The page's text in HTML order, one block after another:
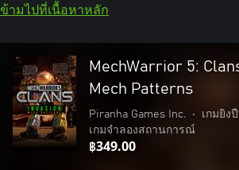
ข้ามไปที่เนื้อหาหลัก
MechWarrior 5:
Mech Patterns
Piranha Games Inc. • เกมยิง
เกมจำลองสถานการณ์
฿349.00